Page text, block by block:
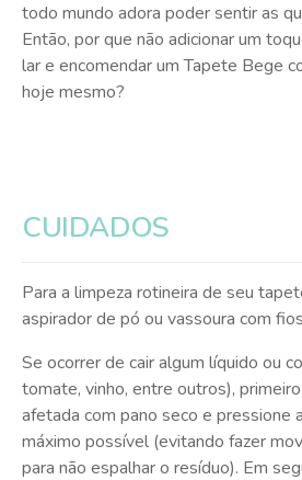
todo mundo adora poder sentir as
Então, por que não adicionar um
lar e encomendar um Tapete Bege
hoje mesmo?
CUIDADOS
Para a limpeza rotineira de seu
aspirador de pó ou vassoura com
Se ocorrer de cair algum líquido ou
tomate, vinho, entre outros),
afetada com pano seco e pressione
máximo possível (evitando fazer
para não espalhar o resíduo). Em